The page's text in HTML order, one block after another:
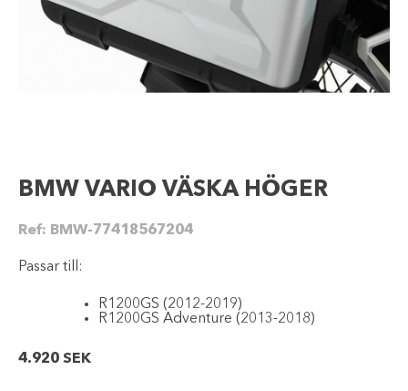
BMW VARIO VÄSKA HÖGER
Ref: BMW-77418567204
Passar till:
R1200GS (2012-2019)
R1200GS Adventure (2013-2018)
4.920 SEK